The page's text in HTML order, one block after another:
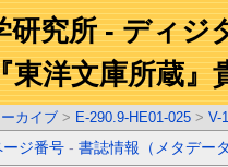
研究所 - ディジ
東洋文庫所蔵』
カイブ > E-290.9-HE01-025 > V-1
ージ番号 -書誌情報（メタデー